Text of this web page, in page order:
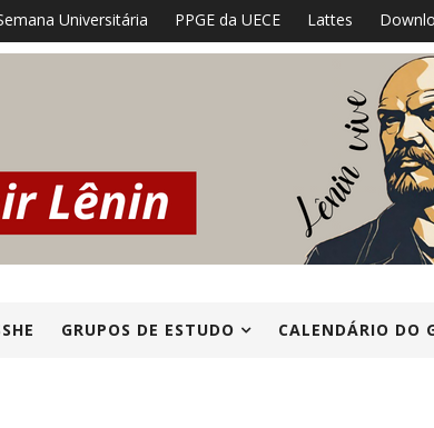
Universitária PPGE da UECE Lattes
GRUPOS DE ESTUDO CALENDÁRIO DO